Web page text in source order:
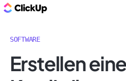
SOFTWARE
Erstellen